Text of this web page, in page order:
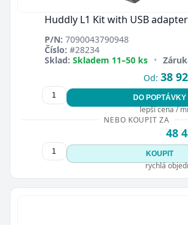
Huddly L1 Kit with USB adapter
P/N: 7090043790948
Číslo: #28234
Sklad: Skladem 11–50 ks •
Od: 38
DO POPTÁVKY
lepší cena /
NEBO KOUPIT ZA
48
KOUPIT
rychlá